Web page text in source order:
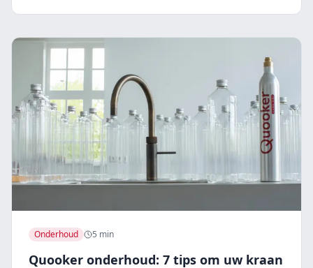
Onderhoud 5 min
Quooker onderhoud: 7 tips om uw kraan